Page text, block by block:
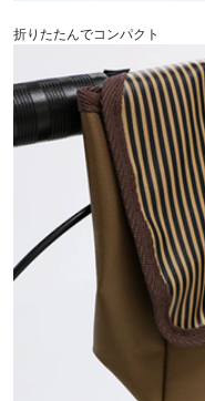
折りたたんでコンパクト